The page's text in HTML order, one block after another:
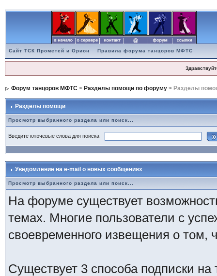
Сайт ТСК Прометей и Орион Правила форума танцоров МФТС
Форум танцоров МФТС> Разделы помощи по форуму> Разделы
Разделы помощи
Просмотр выбранного раздела или поиск...
Введите ключевые слова для поиска
Уведомление на e-mail о новых сообщениях
Просмотр выбранного раздела или поиск...
На форуме существует
темах. Многие пользователи с
своевременного извещения о
Существует 3 способа подписки на